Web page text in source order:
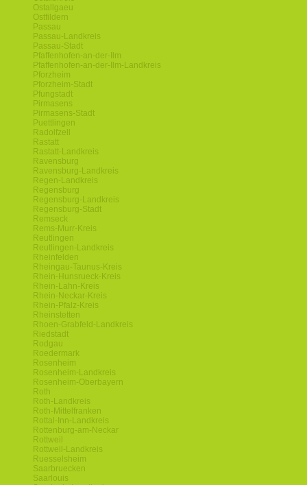
Ostallgaeu
Ostfildern
Passau
Passau-Landkreis
Passau-Stadt
Pfaffenhofen-an-der-Ilm
Pfaffenhofen-an-der-Ilm-Landkreis
Pforzheim
Pforzheim-Stadt
Pfungstadt
Pirmasens
Pirmasens-Stadt
Puettlingen
Radolfzell
Rastatt
Rastatt-Landkreis
Ravensburg
Ravensburg-Landkreis
Regen-Landkreis
Regensburg
Regensburg-Landkreis
Regensburg-Stadt
Remseck
Rems-Murr-Kreis
Reutlingen
Reutlingen-Landkreis
Rheinfelden
Rheingau-Taunus-Kreis
Rhein-Hunsrueck-Kreis
Rhein-Lahn-Kreis
Rhein-Neckar-Kreis
Rhein-Pfalz-Kreis
Rheinstetten
Rhoen-Grabfeld-Landkreis
Riedstadt
Rodgau
Roedermark
Rosenheim
Rosenheim-Landkreis
Rosenheim-Oberbayern
Roth
Roth-Landkreis
Roth-Mittelfranken
Rottal-Inn-Landkreis
Rottenburg-am-Neckar
Rottweil
Rottweil-Landkreis
Ruesselsheim
Saarbruecken
Saarlouis